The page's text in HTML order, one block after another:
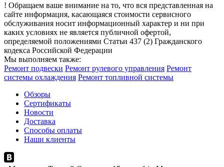
! Обращаем ваше внимание на то, что вся представленная на
сайте информация, касающаяся стоимости сервисного
обслуживания носит информационный характер и ни при
каких условиях не является публичной офертой,
определяемой положениями Статьи 437 (2) Гражданского
кодекса Российской Федерации
Мы выполняем также:
Ремонт подвески Ремонт рулевого управления Ремонт
системы охлаждения Ремонт топливной системы
Обзоры
Сертификаты
Новости
Доставка
Способы оплаты
Наши клиенты